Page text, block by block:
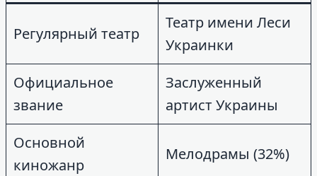
Регулярный театр
Театр имени Леси
Украинки
Официальное
звание
Заслуженный
артист Украины
Основной
киножанр
Мелодрамы (32%)